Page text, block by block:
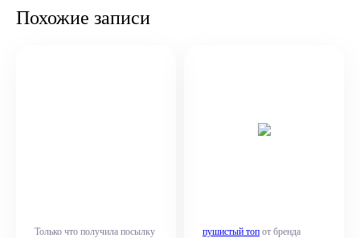
Похожие записи
Только что получила посылку
пушистый топ от бренда